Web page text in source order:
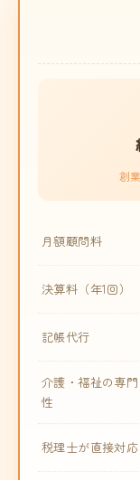
創
月額顧問料
決算料（年1回）
記帳代行
介護・福祉の専門
性
税理士が直接対応